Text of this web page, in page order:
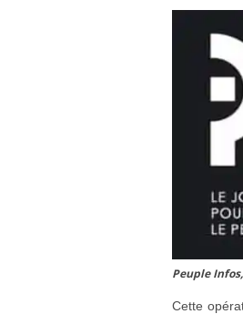
Peuple
Cette